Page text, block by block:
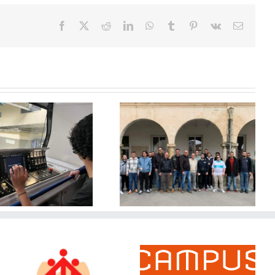
Facebook RedditLinkedInWhatsApp
Tumblr Pinterest
Vk Email
Retrouvailles anciens BTS